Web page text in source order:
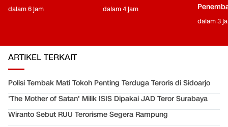
dalam 6 jam dalam 4 jam
dalam 3
ARTIKEL TERKAIT
Polisi Tembak Mati Tokoh Penting Terduga Teroris di Sidoarjo
'The Mother of Satan' Milik ISIS Dipakai JAD Teror Surabaya
Wiranto Sebut RUU Terorisme Segera Rampung